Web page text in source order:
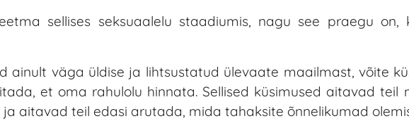
sellises seksuaalelu staadiumis, nagu see praegu on,
ainult väga üldise ja lihtsustatud ülevaate maailmast, võite
et oma rahulolu hinnata. Sellised küsimused aitavad teil
ja aitavad teil edasi arutada, mida tahaksite õnnelikumad